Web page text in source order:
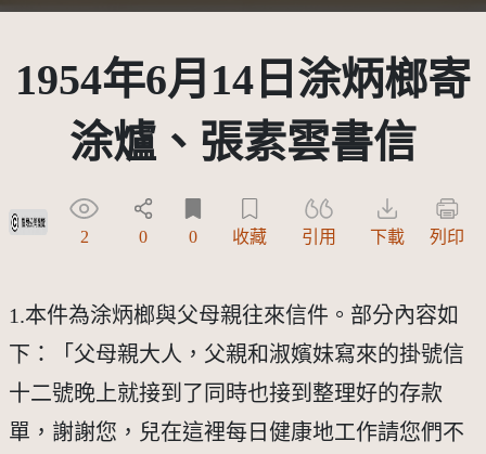
1954年6月14日涂炳榔寄
涂爐、張素雲書信
受著作權法保護-僅限於本平台有限度公開瀏覽
2 0 0 收藏 引用 下載 列印
1.本件為涂炳榔與父母親往來信件。部分內容如
下：「父母親大人，父親和淑嬪妹寫來的掛號信
十二號晚上就接到了同時也接到整理好的存款
單，謝謝您，兒在這裡每日健康地工作請您們不